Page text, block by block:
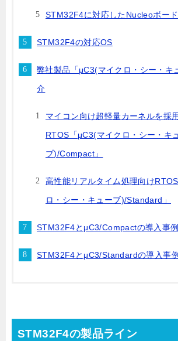
STM32F4に対応したNucleoボード
STM32F4の対応OS
弊社製品「μC3(マイクロ・シー・キ
介
マイコン向け超軽量カーネルを採
RTOS「μC3(マイクロ・シー・キ
ブ)/Compact」
高性能リアルタイム処理向け
ロ・シー・キューブ)/Standard」
STM32F4とμC3/Compactの導入事例
STM32F4とμC3/Standardの導入事例
STM32F4の製品ライン